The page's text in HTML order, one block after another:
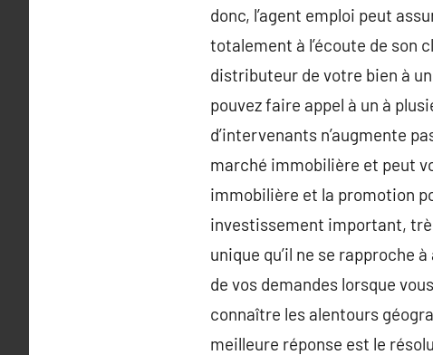
donc, l’agent emploi peut
totalement à l’écoute de son
distributeur de votre bien à
pouvez faire appel à un à
d’intervenants n’augmente
marché immobilière et peut
immobilière et la promotion
investissement important,
unique qu’il ne se rapproche
de vos demandes lorsque
connaître les alentours
meilleure réponse est le